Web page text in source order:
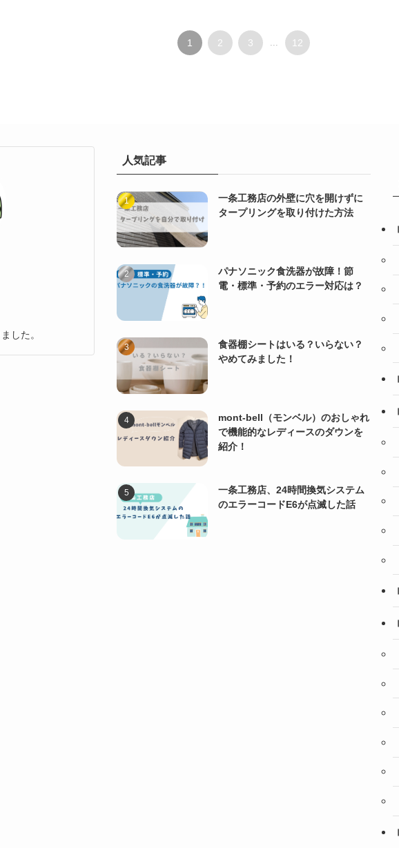
1 2 3 12
した。
人気記事
一条工務店の外壁に穴を開けずに
タープリングを取り付けた方法
パナソニック食洗器が故障！節
電・標準・予約のエラー対応は？
食器棚シートはいる？いらない？
やめてみました！
mont-bell（モンベル）のおしゃれ
で機能的なレディースのダウンを
紹介！
一条工務店、24時間換気システム
のエラーコードE6が点滅した話